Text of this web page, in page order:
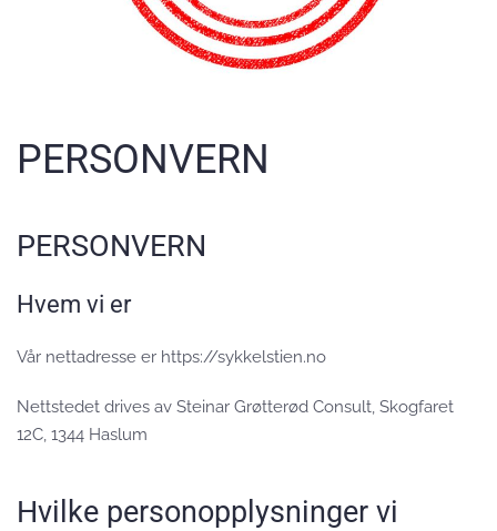
PERSONVERN
PERSONVERN
Hvem vi er
Vår nettadresse er https://sykkelstien.no
Nettstedet drives av Steinar Grøtterød Consult, Skogfaret
12C, 1344 Haslum
Hvilke personopplysninger vi